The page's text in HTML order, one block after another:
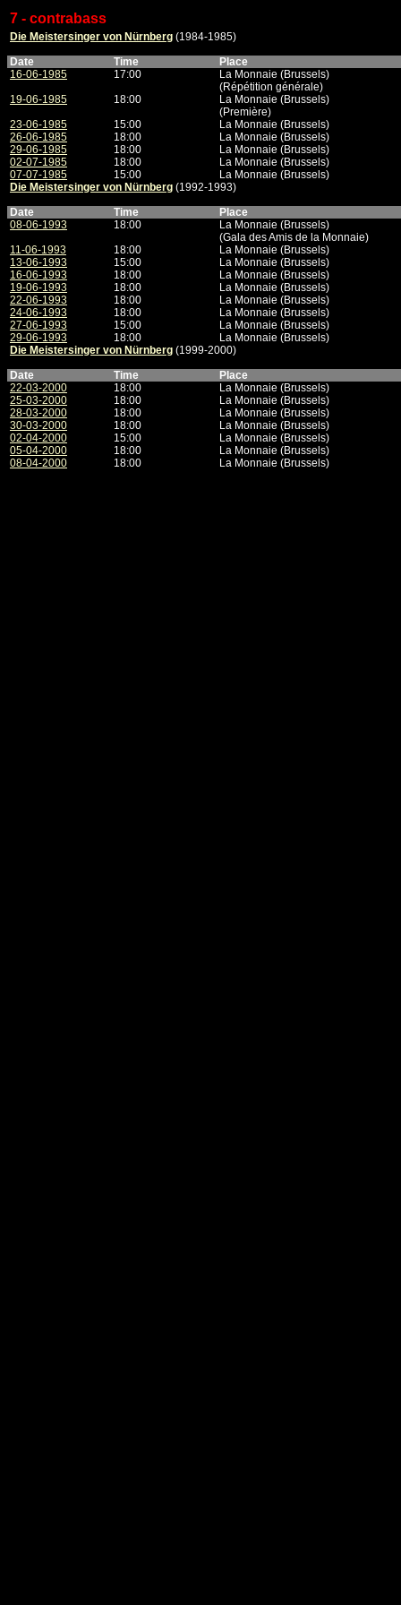
7 - contrabass
Die Meistersinger von Nürnberg (1984-1985)
Date
Time
Place
16-06-1985
17:00
La Monnaie (Brussels)
(Répétition générale)
19-06-1985
18:00
La Monnaie (Brussels)
(Première)
23-06-1985
15:00
La Monnaie (Brussels)
26-06-1985
18:00
La Monnaie (Brussels)
29-06-1985
18:00
La Monnaie (Brussels)
02-07-1985
18:00
La Monnaie (Brussels)
07-07-1985
15:00
La Monnaie (Brussels)
Die Meistersinger von Nürnberg (1992-1993)
Date
Time
Place
08-06-1993
18:00
La Monnaie (Brussels)
(Gala des Amis de la Monnaie)
11-06-1993
18:00
La Monnaie (Brussels)
13-06-1993
15:00
La Monnaie (Brussels)
16-06-1993
18:00
La Monnaie (Brussels)
19-06-1993
18:00
La Monnaie (Brussels)
22-06-1993
18:00
La Monnaie (Brussels)
24-06-1993
18:00
La Monnaie (Brussels)
27-06-1993
15:00
La Monnaie (Brussels)
29-06-1993
18:00
La Monnaie (Brussels)
Die Meistersinger von Nürnberg (1999-2000)
Date
Time
Place
22-03-2000
18:00
La Monnaie (Brussels)
25-03-2000
18:00
La Monnaie (Brussels)
28-03-2000
18:00
La Monnaie (Brussels)
30-03-2000
18:00
La Monnaie (Brussels)
02-04-2000
15:00
La Monnaie (Brussels)
05-04-2000
18:00
La Monnaie (Brussels)
08-04-2000
18:00 La Monnaie (Brussels)